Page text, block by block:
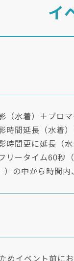
イ
（水着）＋ブロ
時間延長（水着
時間更に延長（
リータイム60秒
）の中から時間内
めイベント前に